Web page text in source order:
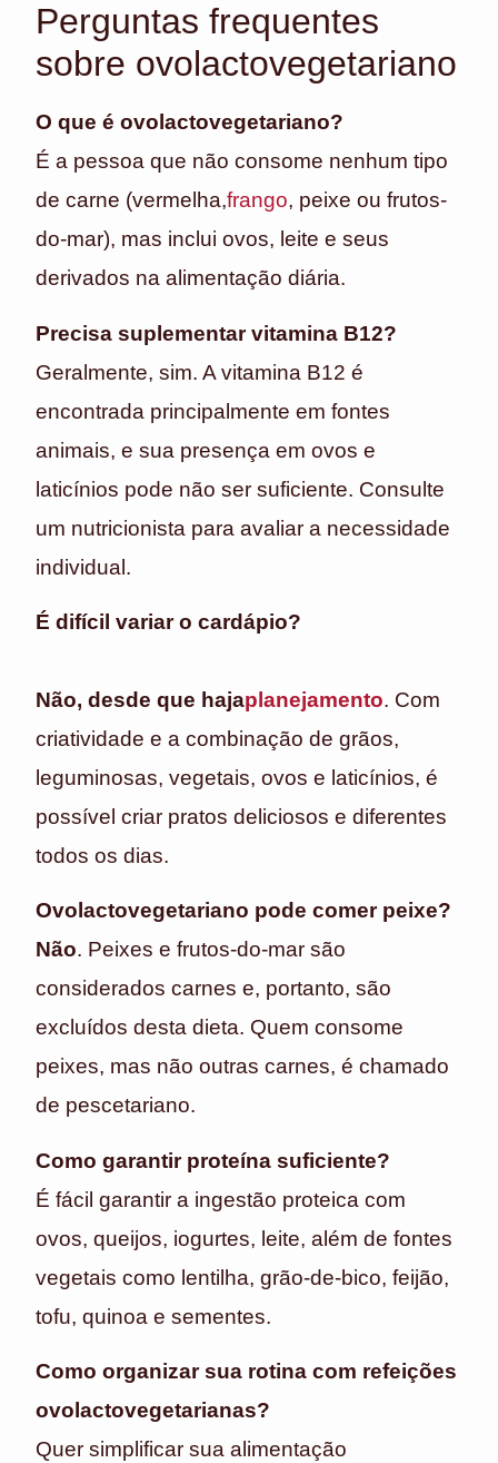
Perguntas frequentes
sobre ovolactovegetariano
O que é ovolactovegetariano?
É a pessoa que não consome nenhum tipo
de carne (vermelha,frango, peixe ou frutos-
do-mar), mas inclui ovos, leite e seus
derivados na alimentação diária.
Precisa suplementar vitamina B12?
Geralmente, sim. A vitamina B12 é
encontrada principalmente em fontes
animais, e sua presença em ovos e
laticínios pode não ser suficiente. Consulte
um nutricionista para avaliar a necessidade
individual.
É difícil variar o cardápio?
Não, desde que hajaplanejamento. Com
criatividade e a combinação de grãos,
leguminosas, vegetais, ovos e laticínios, é
possível criar pratos deliciosos e diferentes
todos os dias.
Ovolactovegetariano pode comer peixe?
Não. Peixes e frutos-do-mar são
considerados carnes e, portanto, são
excluídos desta dieta. Quem consome
peixes, mas não outras carnes, é chamado
de pescetariano.
Como garantir proteína suficiente?
É fácil garantir a ingestão proteica com
ovos, queijos, iogurtes, leite, além de fontes
vegetais como lentilha, grão-de-bico, feijão,
tofu, quinoa e sementes.
Como organizar sua rotina com refeições
ovolactovegetarianas?
Quer simplificar sua alimentação